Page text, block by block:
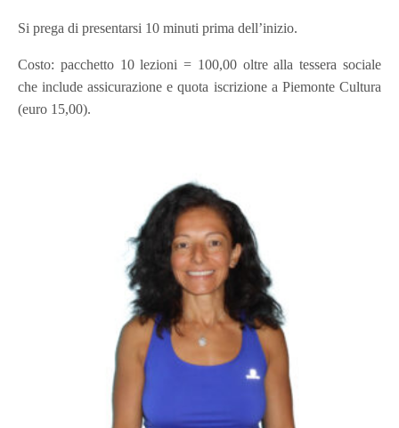
Si prega di presentarsi 10 minuti prima dell’inizio.
Costo: pacchetto 10 lezioni = 100,00 oltre alla tessera sociale
che include assicurazione e quota iscrizione a Piemonte Cultura
(euro 15,00).